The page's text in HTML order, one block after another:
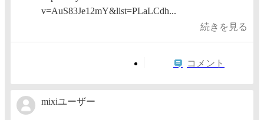
v=AuS83Je12mY&list=PLaLCdh...
続きを見る
コメント
mixiユーザー